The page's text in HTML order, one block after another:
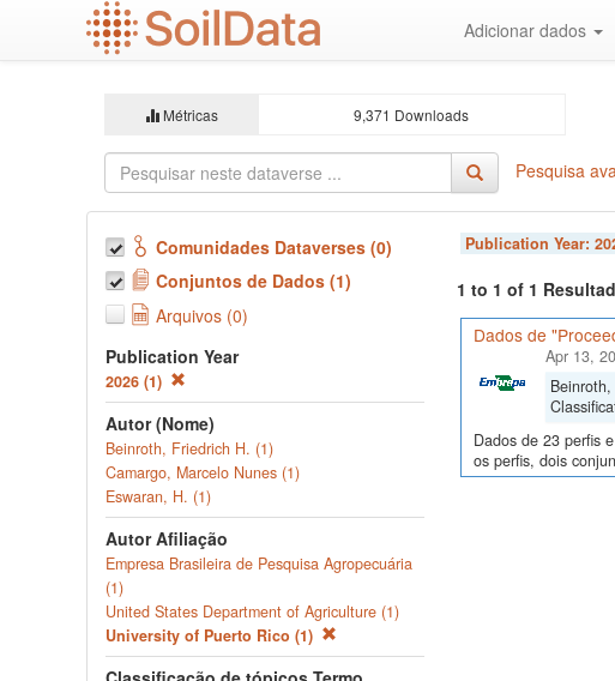
Adicionar dados
Métricas 9,371 Downloads
Pesquisa
Comunidades Dataverses (0)
Conjuntos de Dados (1)
Arquivos (0)
Publication Year
2026 (1)
Autor (Nome)
Beinroth, Friedrich H. (1)
Camargo, Marcelo Nunes (1)
Eswaran, H. (1)
Autor Afiliação
Empresa Brasileira de Pesquisa Agropecuária
(1)
United States Department of Agriculture (1)
University of Puerto Rico (1)
Publication Year:
1 to 1 of 1
Dados de
Apr 13,
Dados de 23 perfis
os perfis, dois